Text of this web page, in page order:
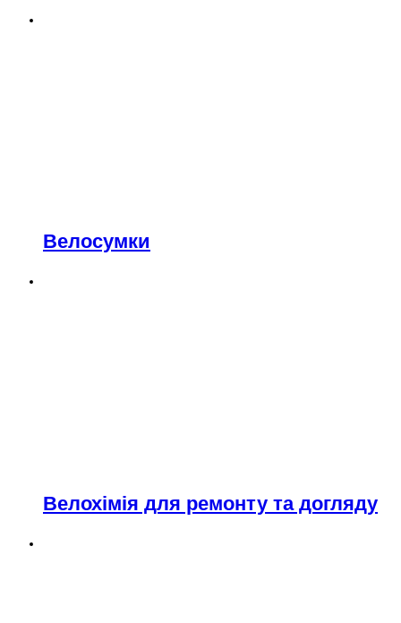
Велосумки
Велохімія для ремонту та догляду